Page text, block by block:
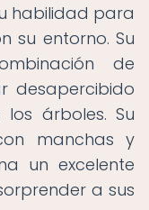
habilidad para
su entorno. Su
de
desapercibido
árboles. Su
manchas y
un excelente
a sus